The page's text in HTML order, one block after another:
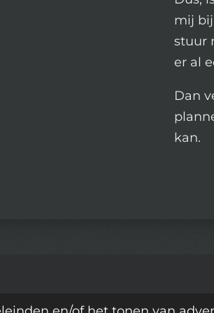
mij
stuur
er al
Dan
kan.